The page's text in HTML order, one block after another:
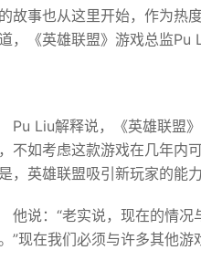
故事也从这里开始，作为热
，《英雄联盟》游戏总监Pu
Pu Liu解释说，《英雄联盟
不如考虑这款游戏在几年内
，英雄联盟吸引新玩家的能
他说：“老实说，现在的情
”现在我们必须与许多其他游